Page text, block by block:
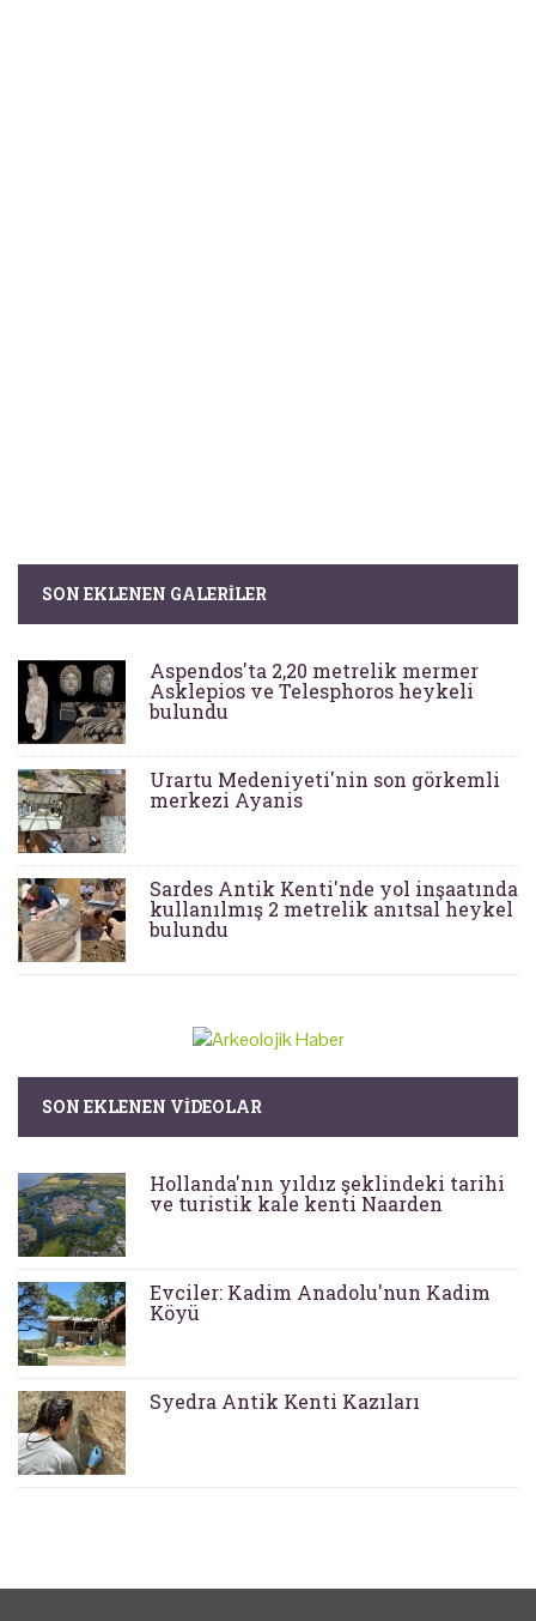
SON EKLENEN GALERILER
Aspendos'ta 2,20 metrelik mermer
Asklepios ve Telesphoros heykeli
bulundu
Urartu Medeniyeti'nin son görkemli
merkezi Ayanis
Sardes Antik Kenti'nde yol inşaatında
kullanılmış 2 metrelik anıtsal heykel
bulundu
SON EKLENEN VIDEOLAR
Hollanda'nın yıldız şeklindeki tarihi
ve turistik kale kenti Naarden
Evciler: Kadim Anadolu'nun Kadim
Köyü
Syedra Antik Kenti Kazıları